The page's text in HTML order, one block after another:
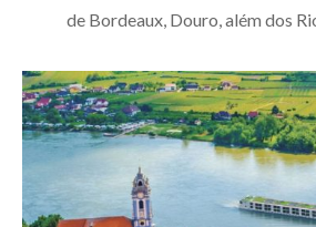
de Bordeaux, Douro, além dos